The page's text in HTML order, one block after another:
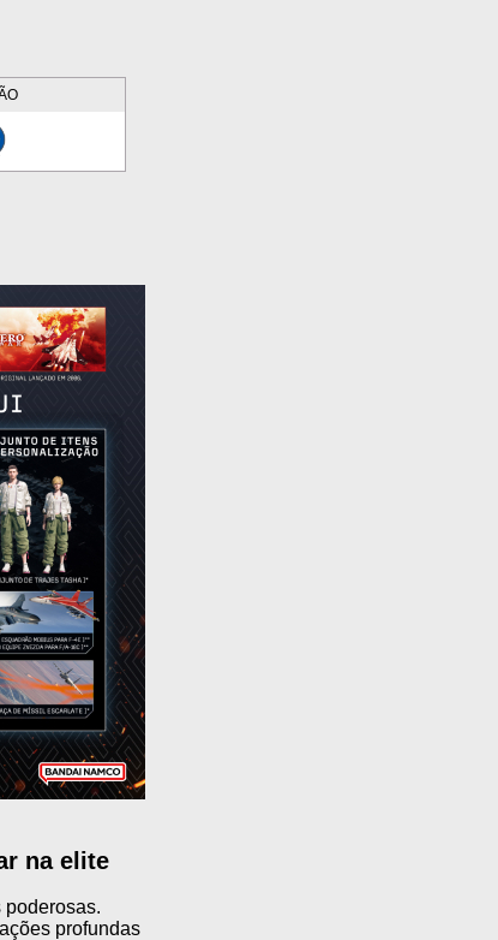
na elite
poderosas.
profundas